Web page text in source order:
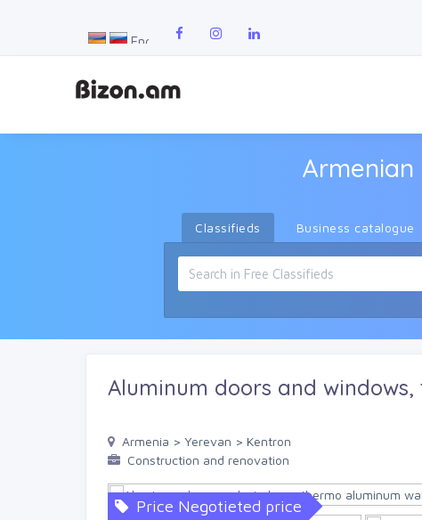
Classifieds Business catalogue
Aluminum doors and
Armenia > Yerevan > Kentron
Construction and renovation
Price Negotieted price